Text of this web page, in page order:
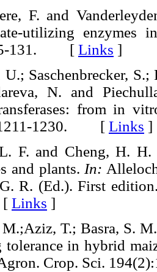
F. and
utilizing enzymes
131. [ Links ]
Saschenbrecker,
N. and
from in
1230. [ Links ]
F. and Cheng, H. H.
and plants. In:
R. (Ed.). First
Links ]
T.; Basra, S.
in hybrid
Agron. Crop. Sci.